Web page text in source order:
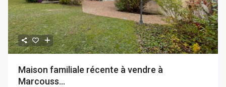
Maison familiale récente à vendre à
Marcouss...